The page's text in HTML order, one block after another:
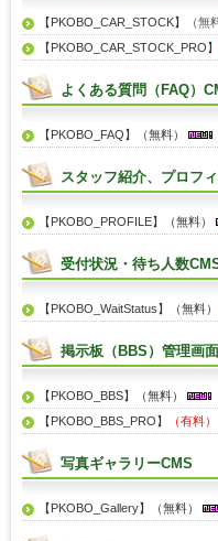
【PKOBO_CAR_STOCK】
（無
【PKOBO_CAR_STOCK_PRO】
よくある質問（FAQ）
【PKOBO_FAQ】（無料）
スタッフ紹介、プロフ
【PKOBO_PROFILE】（無料）
受付状況・待ち人数
【PKOBO_WaitStatus】（無料）
掲示板（BBS）管理画
【PKOBO_BBS】（無料）
【PKOBO_BBS_PRO】
（有料）
写真ギャラリーCMS
【PKOBO_Gallery】（無料）